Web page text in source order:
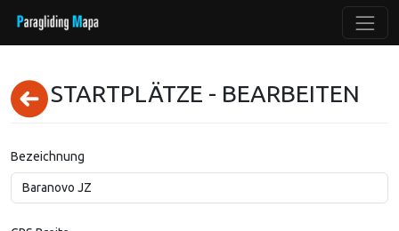
STARTPLÄTZE - BEARBEITEN
Bezeichnung